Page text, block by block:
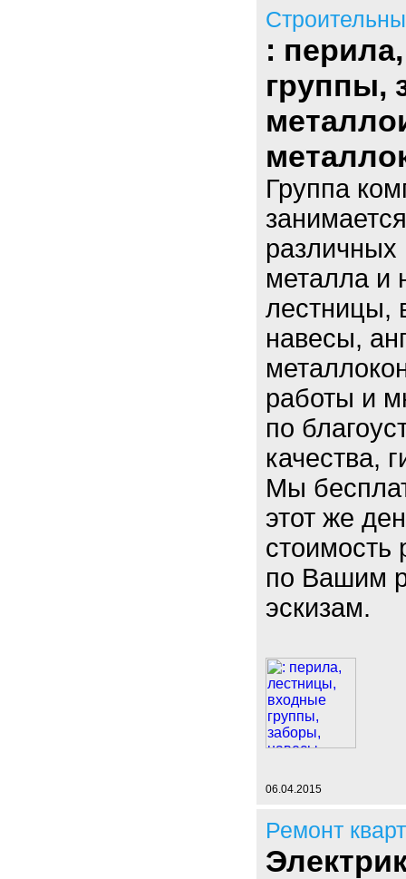
:
группы,
Группа
различных
металла и
лестницы,
навесы,
работы и
по
качества,
Мы
этот же
стоимость
по Вашим
эскизам.
06.04.2015
Ремонт